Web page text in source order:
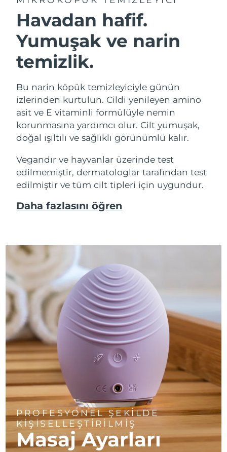
Havadan hafif.
Yumuşak ve narin
temizlik.
Bu narin köpük temizleyiciyle günün
izlerinden kurtulun. Cildi yenileyen amino
asit ve E vitaminli formülüyle nemin
korunmasına yardımcı olur. Cilt yumuşak,
doğal ışıltılı ve sağlıklı görünümlü kalır.
Vegandır ve hayvanlar üzerinde test
edilmemiştir, dermatologlar tarafından test
edilmiştir ve tüm cilt tipleri için uygundur.
Daha fazlasını öğren
PROFESYONEL ŞEKİLDE
KİŞİSELLEŞTİRİLMİŞ
Masaj Ayarları